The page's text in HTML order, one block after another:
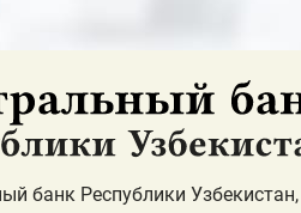
банк Республики Узбекистан,